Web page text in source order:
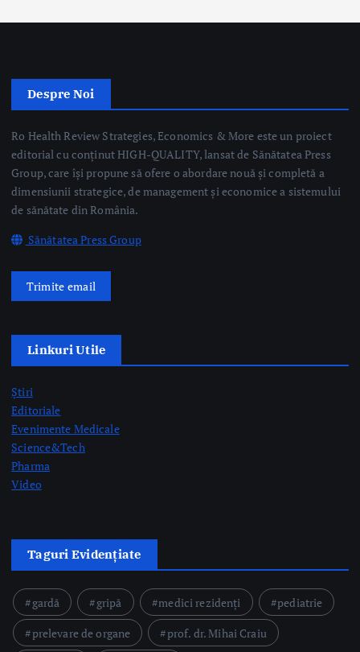
Ministerul Sănătății: 49 de acte
adiționale semnate în această
săptămână pentru continuarea
investițiilor în sănătate prin
PNRR
Despre Noi
Ro Health Review Strategies, Economics & More este un proiect
editorial cu conținut HIGH-QUALITY, lansat de Sănătatea Press
Group, care își propune să ofere o abordare nouă și completă a
dimensiunii strategice, de management și economice a sistemului
de sănătate din România.
Trimite email
Linkuri Utile